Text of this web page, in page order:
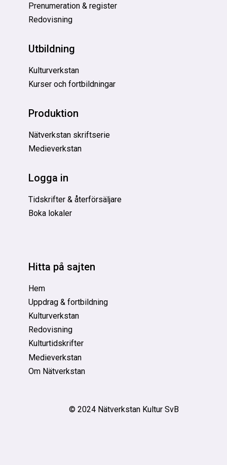
Prenumeration & register
Redovisning
Utbildning
Kulturverkstan
Kurser och fortbildningar
Produktion
Nätverkstan skriftserie
Medieverkstan
Logga in
Tidskrifter & återförsäljare
Boka lokaler
Hitta på sajten
Hem
Uppdrag & fortbildning
Kulturverkstan
Redovisning
Kulturtidskrifter
Medieverkstan
Om Nätverkstan
© 2024 Nätverkstan Kultur SvB